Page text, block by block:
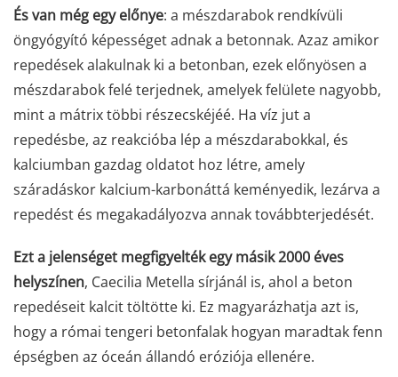
És van még egy előnye: a mészdarabok rendkívüli
öngyógyító képességet adnak a betonnak. Azaz amikor
repedések alakulnak ki a betonban, ezek előnyösen a
mészdarabok felé terjednek, amelyek felülete nagyobb,
mint a mátrix többi részecskéjéé. Ha víz jut a
repedésbe, az reakcióba lép a mészdarabokkal, és
kalciumban gazdag oldatot hoz létre, amely
száradáskor kalcium-karbonáttá keményedik, lezárva a
repedést és megakadályozva annak továbbterjedését.
Ezt a jelenséget megfigyelték egy másik 2000 éves
helyszínen, Caecilia Metella sírjánál is, ahol a beton
repedéseit kalcit töltötte ki. Ez magyarázhatja azt is,
hogy a római tengeri betonfalak hogyan maradtak fenn
épségben az óceán állandó eróziója ellenére.